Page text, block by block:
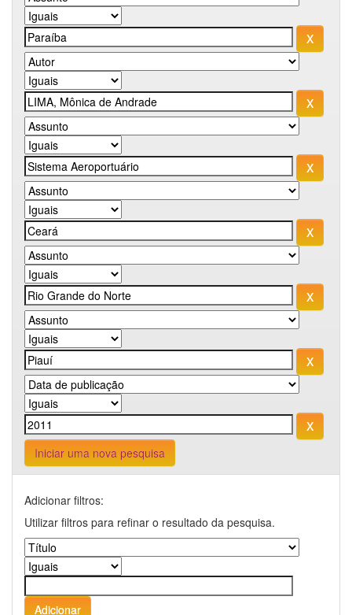
Iniciar uma nova pesquisa
Adicionar filtros:
Utilizar filtros para refinar o resultado da pesquisa.